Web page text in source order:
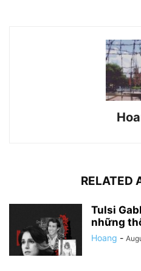
RELATED
Tulsi
những
Hoang -